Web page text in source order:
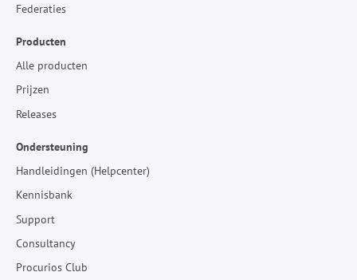
Federaties
Producten
Alle producten
Prijzen
Releases
Ondersteuning
Handleidingen (Helpcenter)
Kennisbank
Support
Consultancy
Procurios Club